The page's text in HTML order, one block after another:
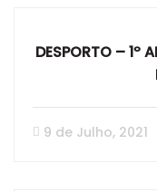
DESPORTO – 1º
9 de Julho, 2021